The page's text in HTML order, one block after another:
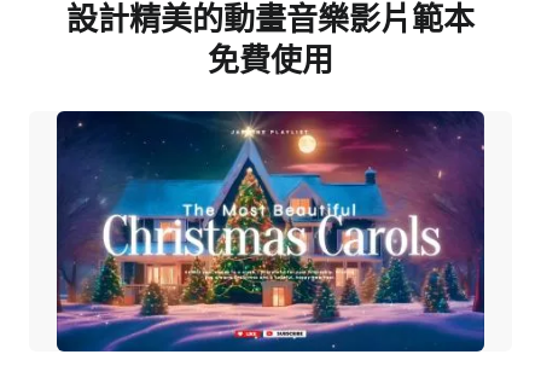
設計精美的動畫音樂影片範本
免費使用